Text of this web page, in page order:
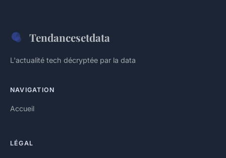
Tendancesetdata
L'actualité tech décryptée par la data
NAVIGATION
Accueil
LÉGAL